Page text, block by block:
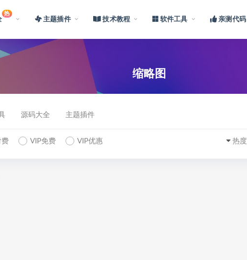
热
主题插件 技术教程 软件工具 亲测代码
缩略图
源码大全 主题插件
费 VIP免费 VIP优惠 热度